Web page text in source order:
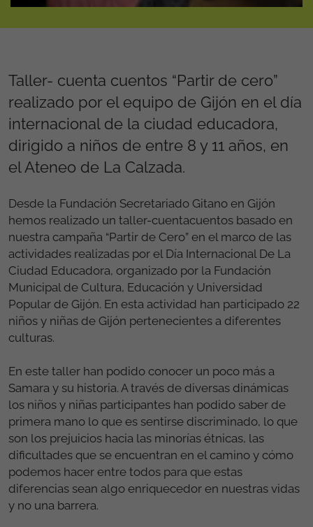
Taller- cuenta cuentos “Partir de cero”
realizado por el equipo de Gijón en el día
internacional de la ciudad educadora,
dirigido a niños de entre 8 y 11 años, en
el Ateneo de La Calzada.
Desde la Fundación Secretariado Gitano en Gijón
hemos realizado un taller-cuentacuentos basado en
nuestra campaña “Partir de Cero” en el marco de las
actividades realizadas por el Día Internacional De La
Ciudad Educadora, organizado por la Fundación
Municipal de Cultura, Educación y Universidad
Popular de Gijón. En esta actividad han participado 22
niños y niñas de Gijón pertenecientes a diferentes
culturas.
En este taller han podido conocer un poco más a
Samara y su historia. A través de diversas dinámicas
los niños y niñas participantes han podido saber de
primera mano lo que es sentirse discriminado, lo que
son los prejuicios hacia las minorías étnicas, las
dificultades que se encuentran en el camino y cómo
podemos hacer entre todos para que estas
diferencias sean algo enriquecedor en nuestras vidas
y no una barrera.